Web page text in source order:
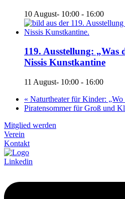
10 August- 10:00 - 16:00
119. Ausstellung: „Was
Nissis Kunstkantine
11 August- 10:00 - 16:00
« Naturtheater für Kinder: „Wo
Piratensommer für Groß und
Mitglied werden
Verein
Kontakt
Linkedin